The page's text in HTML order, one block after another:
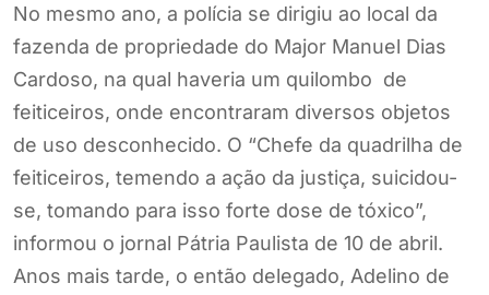
No mesmo ano, a polícia se dirigiu ao local da
fazenda de propriedade do Major Manuel Dias
Cardoso, na qual haveria um quilombo de
feiticeiros, onde encontraram diversos objetos
de uso desconhecido. O “Chefe da quadrilha de
feiticeiros, temendo a ação da justiça, suicidou-
se, tomando para isso forte dose de tóxico”,
informou o jornal Pátria Paulista de 10 de abril.
Anos mais tarde, o então delegado, Adelino de